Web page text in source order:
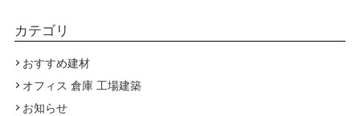
カテゴリ
おすすめ建材
オフィス 倉庫 工場建築
お知らせ